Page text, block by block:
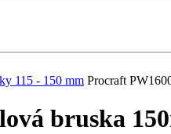
115 - 150 mm Procraft
bruska